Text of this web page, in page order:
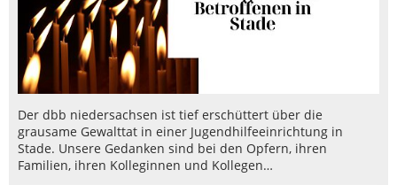
Der dbb niedersachsen ist tief erschüttert über die
grausame Gewalttat in einer Jugendhilfeeinrichtung in
Stade. Unsere Gedanken sind bei den Opfern, ihren
Familien, ihren Kolleginnen und Kollegen…